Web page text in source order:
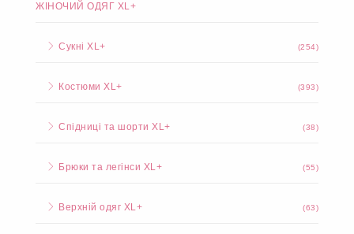
ЖІНОЧИЙ ОДЯГ XL+
Сукні XL+ (254)
Костюми XL+ (393)
Спідниці та шорти XL+ (38)
Брюки та легінси XL+ (55)
Верхній одяг XL+ (63)